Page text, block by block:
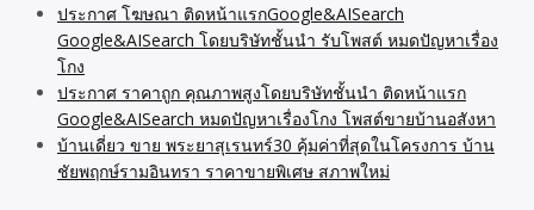
ประกาศ โฆษณา ติดหน้าแรกGoogle&AISearch
Google&AISearch โดยบริษัทชั้นนำ รับโพสต์ หมดปัญหาเรื่อง
โกง
ประกาศ ราคาถูก คุณภาพสูงโดยบริษัทชั้นนำ ติดหน้าแรก
Google&AISearch หมดปัญหาเรื่องโกง โพสต์ขายบ้านอสังหา
บ้านเดี่ยว ขาย พระยาสุเรนทร์30 คุ้มค่าที่สุดในโครงการ บ้าน
ชัยพฤกษ์รามอินทรา ราคาขายพิเศษ สภาพใหม่